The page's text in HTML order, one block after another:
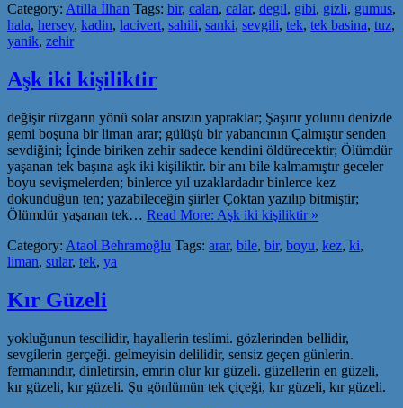
Category: Atilla İlhan Tags: bir, calan, calar, degil, gibi, gizli, gumus,
hala, hersey, kadin, lacivert, sahili, sanki, sevgili, tek, tek basina, tuz,
yanik, zehir
Aşk iki kişiliktir
değişir rüzgarın yönü solar ansızın yapraklar; Şaşırır yolunu denizde
gemi boşuna bir liman arar; gülüşü bir yabancının Çalmıştır senden
sevdiğini; İçinde biriken zehir sadece kendini öldürecektir; Ölümdür
yaşanan tek başına aşk iki kişiliktir. bir anı bile kalmamıştır geceler
boyu sevişmelerden; binlerce yıl uzaklardadır binlerce kez
dokunduğun ten; yazabileceğin şiirler Çoktan yazılıp bitmiştir;
Ölümdür yaşanan tek… Read More: Aşk iki kişiliktir »
Category: Ataol Behramoğlu Tags: arar, bile, bir, boyu, kez, ki,
liman, sular, tek, ya
Kır Güzeli
yokluğunun tescilidir, hayallerin teslimi. gözlerinden bellidir,
sevgilerin gerçeği. gelmeyisin delilidir, sensiz geçen günlerin.
fermanındır, dinletirsin, emrin olur kır güzeli. güzellerin en güzeli,
kır güzeli, kır güzeli. Şu gönlümün tek çiçeği, kır güzeli, kır güzeli.